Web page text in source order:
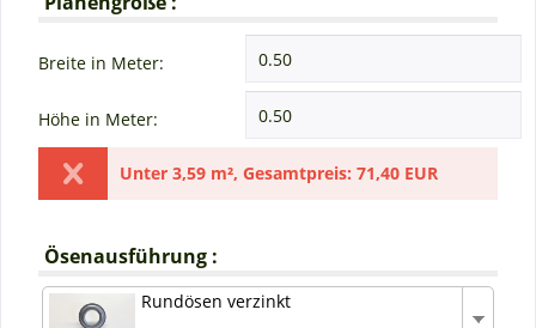
Breite in Meter:
Höhe in Meter:
Unter 3,59 m², Gesamtpreis: 71,40 EUR
Ösenausführung :
Rundösen verzinkt